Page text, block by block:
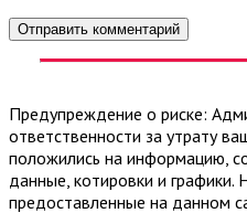
Предупреждение о риске:
ответственности за утрату
положились на информацию,
данные, котировки и
предоставленные на данном